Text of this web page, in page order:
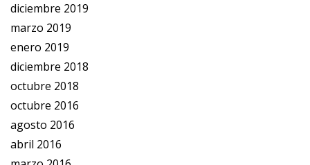
diciembre 2019
marzo 2019
enero 2019
diciembre 2018
octubre 2018
octubre 2016
agosto 2016
abril 2016